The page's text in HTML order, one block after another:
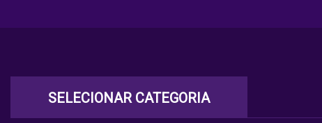
SELECIONAR CATEGORIA